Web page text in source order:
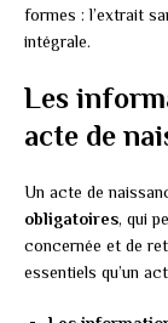
formes : l’extrait
intégrale.
Les
acte de
Un acte de
obligatoires, qui
concernée et de
essentiels qu’un